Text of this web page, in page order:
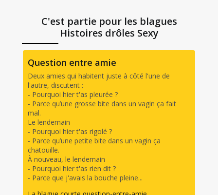
C'est partie pour les blagues
Histoires drôles Sexy
Question entre amie
Deux amies qui habitent juste à côté l'une de
l'autre, discutent :
- Pourquoi hier t'as pleurée ?
- Parce qu’une grosse bite dans un vagin ça fait
mal.
Le lendemain
- Pourquoi hier t'as rigolé ?
- Parce qu’une petite bite dans un vagin ça
chatouille.
À nouveau, le lendemain
- Pourquoi hier t'as rien dit ?
- Parce que j'avais la bouche pleine...